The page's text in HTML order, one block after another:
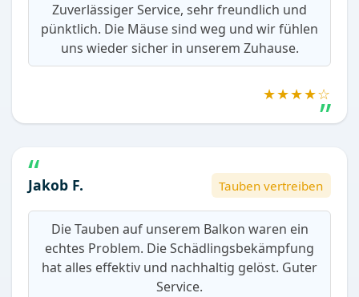
Zuverlässiger Service, sehr freundlich und
pünktlich. Die Mäuse sind weg und wir fühlen
uns wieder sicher in unserem Zuhause.
★★★★☆
Jakob F. Tauben vertreiben
Die Tauben auf unserem Balkon waren ein
echtes Problem. Die Schädlingsbekämpfung
hat alles effektiv und nachhaltig gelöst. Guter
Service.